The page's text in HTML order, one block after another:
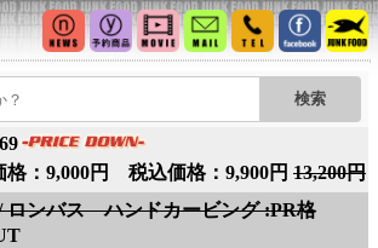
格：9,000円 税込価格：9,900円 13,200円
ロンバス ハンドカービング :PR格